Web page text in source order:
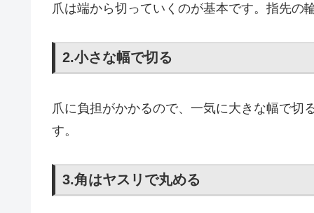
爪は端から切っていくのが基本です。指先の
2.小さな幅で切る
爪に負担がかかるので、一気に大きな幅で切
す。
3.角はヤスリで丸める